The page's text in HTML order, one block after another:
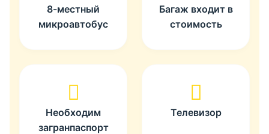
8-местный
микроавтобус
Багаж входит в
стоимость
Необходим
загранпаспорт
Телевизор